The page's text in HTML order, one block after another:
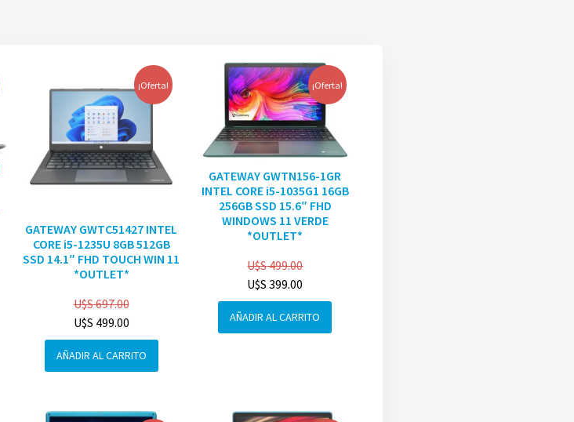
¡Oferta!
GATEWAY GWTC51427 INTEL
CORE i5-1235U 8GB 512GB
SSD 14.1″ FHD TOUCH WIN 11
*OUTLET*
U$S697.00
U$S 499.00
AÑADIR AL CARRITO
¡Oferta!
GATEWAY GWTN156-1GR
INTEL CORE i5-1035G1 16GB
256GB SSD 15.6″ FHD
WINDOWS 11 VERDE
*OUTLET*
U$S499.00
U$S 399.00
AÑADIR AL CARRITO